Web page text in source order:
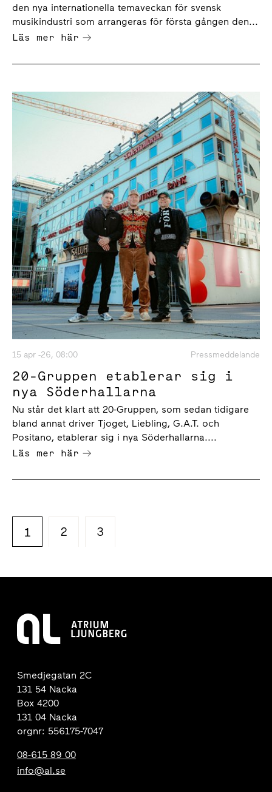
den nya internationella temaveckan för svensk
musikindustri som arrangeras för första gången den...
Läs mer här
15 apr -26, 08:00 Pressmeddelande
20-Gruppen etablerar sig i
nya Söderhallarna
Nu står det klart att 20-Gruppen, som sedan tidigare
bland annat driver Tjoget, Liebling, G.A.T. och
Positano, etablerar sig i nya Söderhallarna....
Läs mer här
1 2 3
Smedjegatan 2C
131 54 Nacka
Box 4200
131 04 Nacka
orgnr: 556175-7047
08-615 89 00
info@al.se